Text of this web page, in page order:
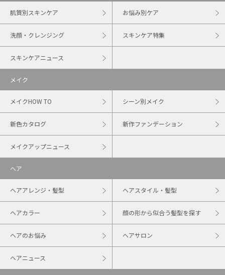
肌質別スキンケア お悩み別ケア
洗顔・クレンジング スキンケア特集
スキンケアニュース
メイク
メイクHOW TO シーン別メイク
新色カタログ 新作ファンデーション
メイクアップニュース
ヘア
ヘアアレンジ・髪型 ヘアスタイル・髪型
ヘアカラー 顔の形から似合う髪型を探す
ヘアのお悩み ヘアサロン
ヘアニュース